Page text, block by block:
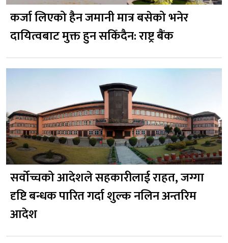
कर्जा लिएको हैन जमानी मात्र बसेको भनेर
दायित्वबाट मुक्त हुन सकिँदैन: राष्ट्र बैंक
सर्वोच्चको आदेशले सहकारीलाई राहत, जग्गा
दृष्टि बन्धक पारित गर्दा शुल्क नलिन अन्तरिम
आदेश